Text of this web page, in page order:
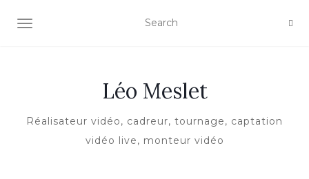
AFFICHER/MASQUER LA NAVIGATION
Léo Meslet
Réalisateur vidéo, cadreur, tournage, captation
vidéo live, monteur vidéo